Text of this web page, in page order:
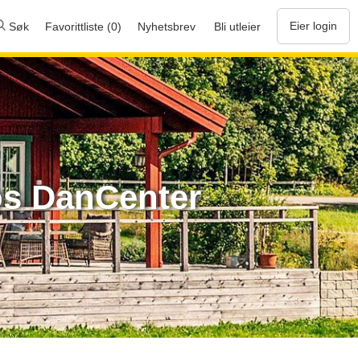
Søk Favorittliste (0) Nyhetsbrev Bli utleier Eier login
DanCenter